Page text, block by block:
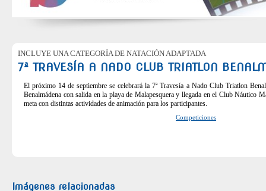
INCLUYE UNA CATEGORÍA DE NATACIÓN ADAPTADA
7ª TRAVESÍA A NADO CLUB TRIATLON
El próximo 14 de septiembre se celebrará la 7ª Travesía a Nado Club Triatlon
Benalmádena con salida en la playa de Malapesquera y llegada en el Club Náutico
meta con distintas actividades de animación para los participantes.
Competiciones
Imágenes relacionadas